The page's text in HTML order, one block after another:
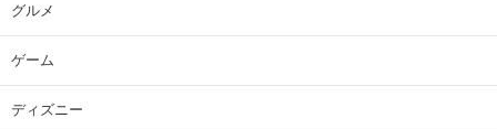
グルメ
ゲーム
ディズニー